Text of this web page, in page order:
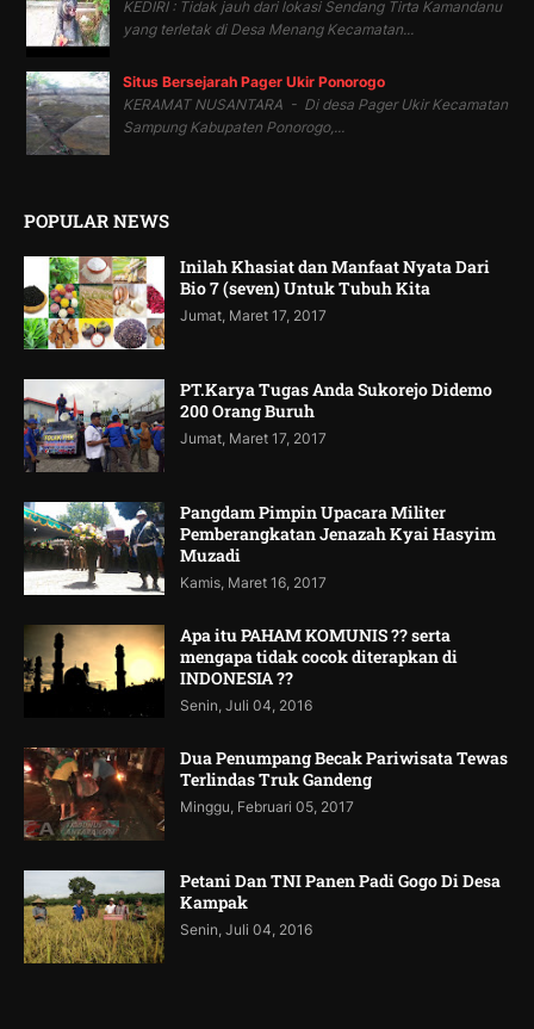
KEDIRI : Tidak jauh dari lokasi Sendang Tirta Kamandanu
yang terletak di Desa Menang Kecamatan...
Situs Bersejarah Pager Ukir Ponorogo
KERAMAT NUSANTARA - Di desa Pager Ukir Kecamatan
Sampung Kabupaten Ponorogo,...
POPULAR NEWS
Inilah Khasiat dan Manfaat Nyata Dari
Bio 7 (seven) Untuk Tubuh Kita
Jumat, Maret 17, 2017
PT.Karya Tugas Anda Sukorejo Didemo
200 Orang Buruh
Jumat, Maret 17, 2017
Pangdam Pimpin Upacara Militer
Pemberangkatan Jenazah Kyai Hasyim
Muzadi
Kamis, Maret 16, 2017
Apa itu PAHAM KOMUNIS ?? serta
mengapa tidak cocok diterapkan di
INDONESIA ??
Senin, Juli 04, 2016
Dua Penumpang Becak Pariwisata Tewas
Terlindas Truk Gandeng
Minggu, Februari 05, 2017
Petani Dan TNI Panen Padi Gogo Di Desa
Kampak
Senin, Juli 04, 2016